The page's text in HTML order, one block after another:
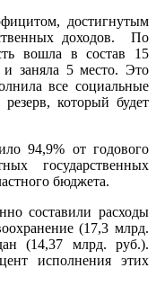
достигнутым
доходов.
По
вошла в состав 15
заняла 5 место. Это
все социальные
который будет
94,9% от годового
государственных
бюджета.
составили расходы
(17,3 млрд.
(14,37 млрд. руб.).
исполнения этих